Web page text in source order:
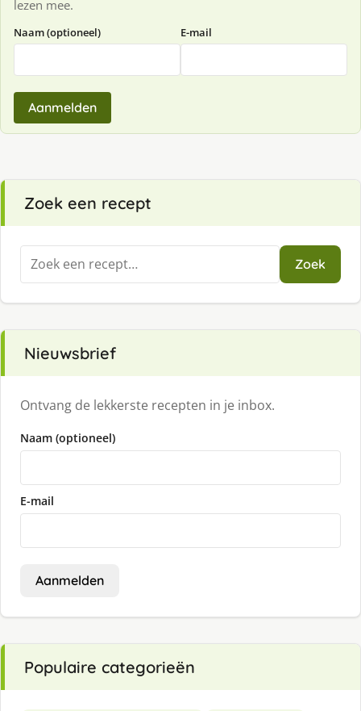
lezen mee.
Naam (optioneel) E-mail
Aanmelden
Zoek een recept
Zoeken
naar:
Zoek
Nieuwsbrief
Ontvang de lekkerste recepten in je inbox.
Naam (optioneel)
E-mail
Aanmelden
Populaire categorieën